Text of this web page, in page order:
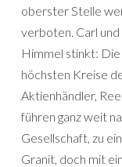
oberster Stelle
verboten. Carl und
Himmel stinkt: Die
höchsten Kreise
Aktienhändler,
führen ganz weit
Gesellschaft, zu
Granit, doch mit